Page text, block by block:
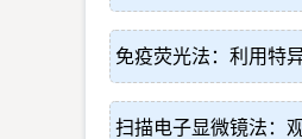
免疫荧光法：利用特
扫描电子显微镜法：